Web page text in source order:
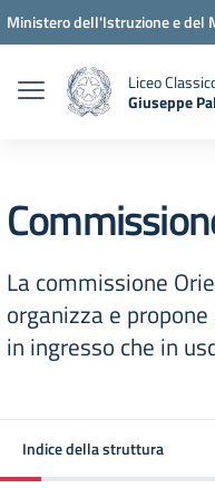
Vai ai contenuti
Vai al menu di navigazione
Vai al footer
Ministero dell'Istruzione e del
Liceo
Giuseppe
La commissione
organizza e
in ingresso che in
Indice della struttura